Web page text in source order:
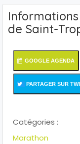
de Saint-
GOOGLE AGENDA
PARTAGER SUR
Catégories :
Marathon